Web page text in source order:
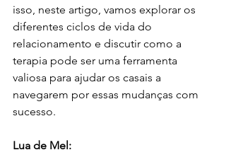
isso, neste artigo, vamos explorar os
diferentes ciclos de vida do
relacionamento e discutir como a
terapia pode ser uma ferramenta
valiosa para ajudar os casais a
navegarem por essas mudanças com
sucesso.
Lua de Mel: